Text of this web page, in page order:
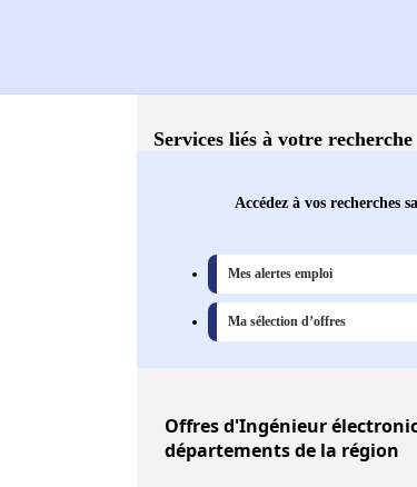
Services liés à votre recherche
Accédez à vos recherches
Mes alertes emploi
Ma sélection d’offres
Offresd'Ingénieur
départements de la région